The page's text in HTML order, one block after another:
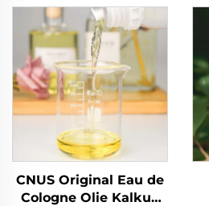
Machine Air Duft Oil
Smart Aroma Diffuser
Machine
CNUS Original Eau de
Cologne Olie Kalkun